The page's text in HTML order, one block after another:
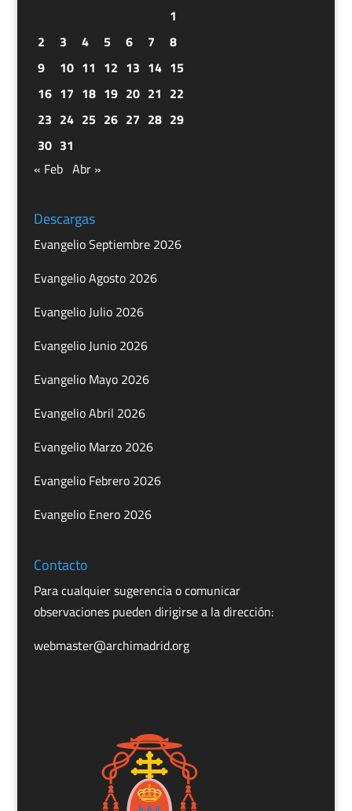
1
2
3 4 5 6 7
8
9
10 11 12 13 14 15
16 17 18 19 20 21 22
23 24 25 26 27 28 29
30 31
« Feb Abr »
Descargas
Evangelio Septiembre 2026
Evangelio Agosto 2026
Evangelio Julio 2026
Evangelio Junio 2026
Evangelio Mayo 2026
Evangelio Abril 2026
Evangelio Marzo 2026
Evangelio Febrero 2026
Evangelio Enero 2026
Contacto
Para cualquier sugerencia o comunicar
observaciones pueden dirigirse a la dirección:
webmaster@archimadrid.org